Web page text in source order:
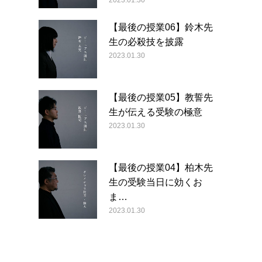
【最後の授業06】鈴木先
生の必殺技を披露
2023.01.30
【最後の授業05】教誓先
生が伝える受験の極意
2023.01.30
【最後の授業04】柏木先
生の受験当日に効くお
ま…
2023.01.30